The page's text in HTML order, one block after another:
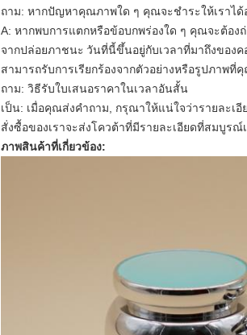
ถาม: หากปัญหาคุณภาพใด ๆ คุณจะชำระให้เราได้
A: หากพบการแตกหรือข้อบกพร่องใด ๆ คุณจะต้อง
จากปล่อยภาชนะ วันที่นี้ขึ้นอยู่กับเวลาที่มาถึงของค
สามารถรับการเรียกร้องจากตัวอย่างหรือรูปภาพ
ถาม: วิธีรับใบเสนอราคาในเวลาอันสั้น
เป็น: เมื่อคุณส่งคำถาม, กรุณาให้แน่ใจว่ารายละ
สั่งซื้อของเราจะส่งโควต้าที่มีรายละเอียดที่สมบูรณ์
ภาพสินค้าที่เกี่ยวข้อง: